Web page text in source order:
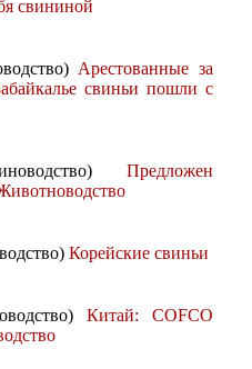
свининой
Арестованные за
свиньи пошли с
Предложен
Корейские свиньи
Китай: COFCO